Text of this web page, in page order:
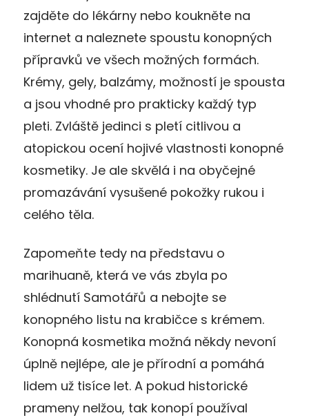
zajděte do lékárny nebo koukněte na
internet a naleznete spoustu konopných
přípravků ve všech možných formách.
Krémy, gely, balzámy, možností je spousta
a jsou vhodné pro prakticky každý typ
pleti. Zvláště jedinci s pletí citlivou a
atopickou ocení hojivé vlastnosti konopné
kosmetiky. Je ale skvělá i na obyčejné
promazávání vysušené pokožky rukou i
celého těla.
Zapomeňte tedy na představu o
marihuaně, která ve vás zbyla po
shlédnutí Samotářů a nebojte se
konopného listu na krabičce s krémem.
Konopná kosmetika možná někdy nevoní
úplně nejlépe, ale je přírodní a pomáhá
lidem už tisíce let. A pokud historické
prameny nelžou, tak konopí používal